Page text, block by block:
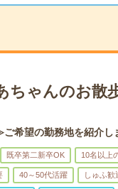
ちゃんのお散
希望の勤務地を紹介し
既卒第二新卒OK 10名以上
40～50代活躍 しゅふ歓